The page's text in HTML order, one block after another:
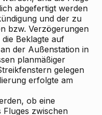
abgefertigt werden
und der zu
bzw. Verzögerungen
Beklagte auf
der Außenstation in
planmäßiger
gelegen
erfolgte am
ob eine
zwischen